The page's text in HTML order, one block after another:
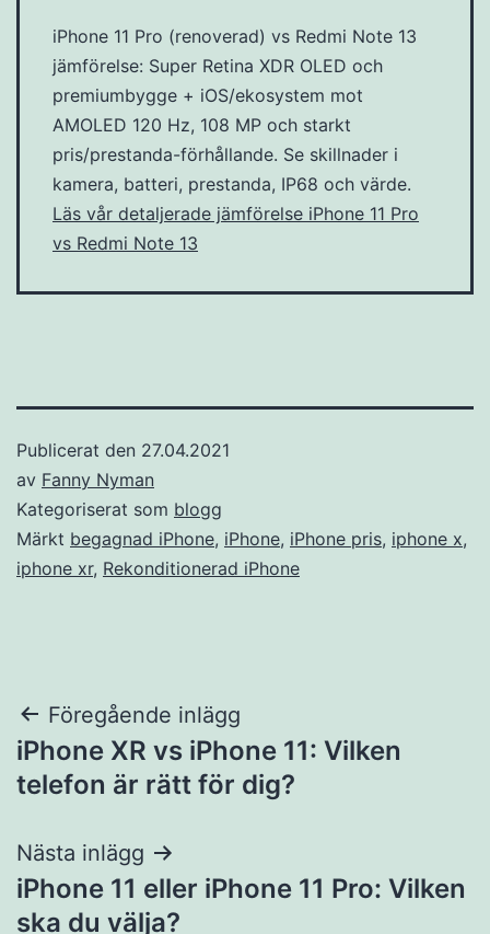
iPhone 11 Pro (renoverad) vs Redmi Note 13
jämförelse: Super Retina XDR OLED och
premiumbygge + iOS/ekosystem mot
AMOLED 120 Hz, 108 MP och starkt
pris/prestanda-förhållande. Se skillnader i
kamera, batteri, prestanda, IP68 och värde.
Läs vår detaljerade jämförelse iPhone 11 Pro
vs Redmi Note 13
Publicerat den 27.04.2021
av Fanny Nyman
Kategoriserat som blogg
Märkt begagnad iPhone, iPhone, iPhone pris, iphone x,
iphone xr, Rekonditionerad iPhone
Inläggsnavigering
Föregående inlägg
iPhone XR vs iPhone 11: Vilken
telefon är rätt för dig?
Nästa inlägg
iPhone 11 eller iPhone 11 Pro: Vilken
ska du välja?